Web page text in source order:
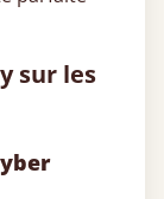
sur les